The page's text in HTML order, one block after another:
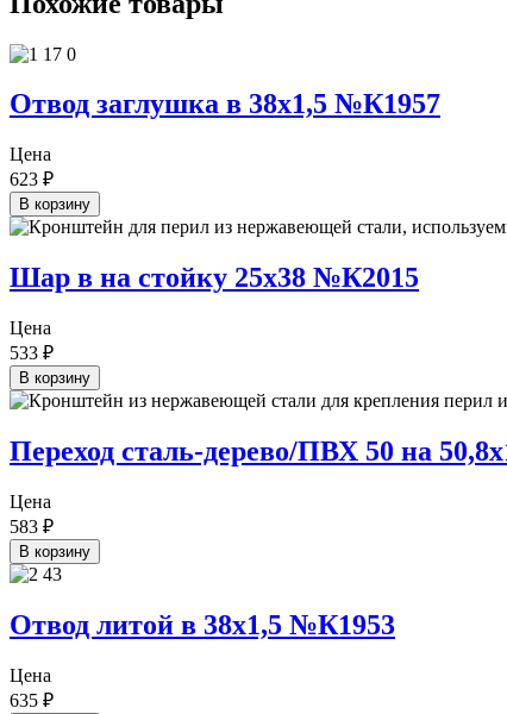
Отвод заглушка в 38х1,5 №К1957
Цена
623 ₽
В корзину
Шар в на стойку 25х38 №К2015
Цена
533 ₽
В корзину
Переход сталь-дерево/ПВХ 50 на
Цена
583 ₽
В корзину
Отвод литой в 38х1,5 №К1953
Цена
635 ₽